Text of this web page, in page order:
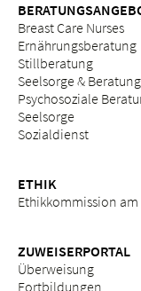
Breast Care Nurses
Ernährungsberatung
Stillberatung
Seelsorge &
Psychosoziale
Seelsorge
Sozialdienst
ETHIK
Ethikkommission am
ZUWEISERPORTAL
Überweisung
Fortbildungen